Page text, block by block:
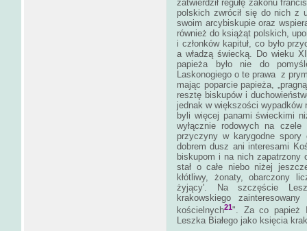
zatwierdził regułę zakonu
polskich zwrócił się do nich z
swoim arcybiskupie oraz
również do książąt polskich,
i członków kapituł, co było
a władzą świecką. Do wieku
papieża było nie do
Laskonogiego o te prawa z
mając poparcie papieża,
resztę biskupów i
jednak w większości
byli więcej panami świeckimi
wyłącznie rodowych na
przyczyny w karygodne
dobrem dusz ani interesami
biskupom i na nich zapatrzony
stał o całe niebo niżej
kłótliwy, żonaty, obarczony
żyjący'. Na szczęście
krakowskiego
kościelnych21". Za co papież
Leszka Białego jako